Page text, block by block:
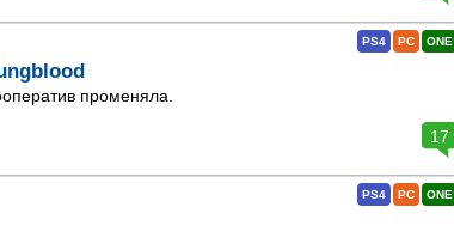
ONE
PC
PS4
променяла.
17
ONE
PC
PS4